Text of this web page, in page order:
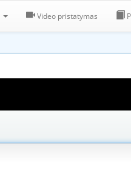
Video pristatymas